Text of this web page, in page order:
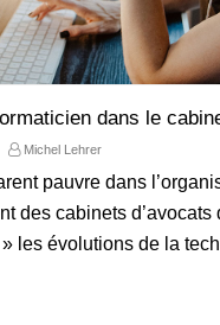
dans le
Michel Lehrer
pauvre dans
des cabinets d’avocats
les évolutions de la